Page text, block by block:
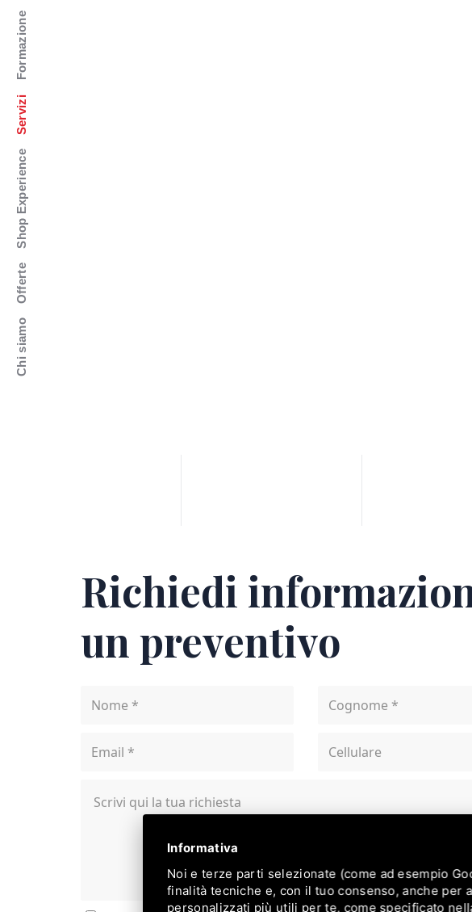
Chi siamo
Offerte
Shop Experience
Servizi
Formazione
Richiedi
un preventivo
Informativa
Noi e terze parti selezionate (come ad esempio
finalità tecniche e, con il tuo consenso, anche per
personalizzati più utili per te, come specificato